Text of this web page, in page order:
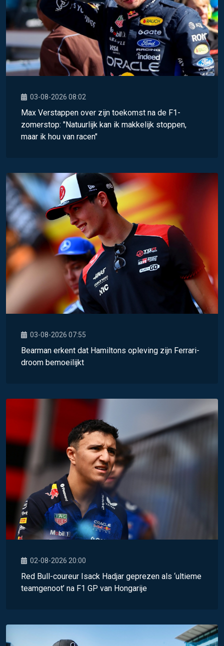
03-08-2026 08:02
Max Verstappen over zijn toekomst na de F1-
zomerstop: "Natuurlijk kan ik makkelijk stoppen,
maar ik hou van racen"
03-08-2026 07:55
Bearman erkent dat Hamiltons opleving zijn Ferrari-
droom bemoeilijkt
02-08-2026 20:00
Red Bull-coureur Isack Hadjar geprezen als ‘ultieme
teamgenoot’ na F1 GP van Hongarije